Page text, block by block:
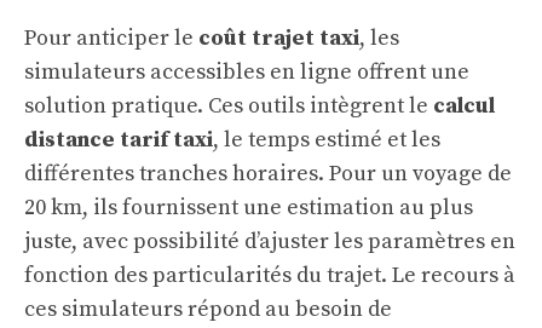
Pour anticiper le coût trajet taxi, les
simulateurs accessibles en ligne offrent une
solution pratique. Ces outils intègrent le calcul
distance tarif taxi, le temps estimé et les
différentes tranches horaires. Pour un voyage de
20 km, ils fournissent une estimation au plus
juste, avec possibilité d’ajuster les paramètres en
fonction des particularités du trajet. Le recours à
ces simulateurs répond au besoin de